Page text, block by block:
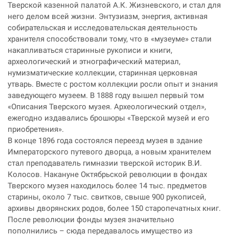
Тверской казенной палатой А.К. Жизневского, и стал для
него делом всей жизни. Энтузиазм, энергия, активная
собирательская и исследовательская деятельность
хранителя способствовали тому, что в «музеуме» стали
накапливаться старинные рукописи и книги,
археологический и этнографический материал,
нумизматические коллекции, старинная церковная
утварь. Вместе с ростом коллекции росли опыт и знания
заведующего музеем. В 1888 году вышел первый том
«Описания Тверского музея. Археологический отдел»,
ежегодно издавались брошюры «Тверской музей и его
приобретения».
В конце 1896 года состоялся переезд музея в здание
Императорского путевого дворца, а новым хранителем
стал преподаватель гимназии тверской историк В.И.
Колосов. Накануне Октябрьской революции в фондах
Тверского музея находилось более 14 тыс. предметов
старины, около 7 тыс. свитков, свыше 900 рукописей,
архивы дворянских родов, более 150 старопечатных книг.
После революции фонды музея значительно
пополнились – сюда передавалось имущество из